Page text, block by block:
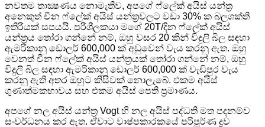
නවතම තාක්‍ෂණය නොමැතිව, අපගේ ෆ්ලේක් අයිස් යන්ත්‍ර
අනෙකුත් චීන ෆ්ලේක් අයිස් යන්ත්‍රවලට වඩා 30% ක බලශක්ති
ඉතිරියක් සපයයි. පරිශීලකයා මගේ 20T/දින ෆ්ලේක් අයිස්
යන්ත්‍රය තෝරා ගන්නේ නම්, ඔහු වසර 20 කින් විදුලි බිල සඳහා
ඇමරිකානු ඩොලර් 600,000 ක් අඩුවෙන් වැය කරනු ඇත. ඔහු
වෙනත් චීන ෆ්ලේක් අයිස් යන්ත්‍රයක් තෝරා ගන්නේ නම්, ඔහු
විදුලි බිල සඳහා ඇමරිකානු ඩොලර් 600,000 ක් වැඩිපුර වැය
කරනු ඇති අතර ඔහුට කිසිවක් නොලැබේ. එකම අයිස්
ගුණාත්මකභාවය සහ එකම අයිස් පෙති ප්‍රමාණය.
අපගේ නල අයිස් යන්ත්‍ර Vogt හි නල අයිස් පද්ධති මත පදනම්ව
සංවර්ධනය කර ඇත. ඒවාට වාෂ්පකාරකයේ පරිපූර්ණ ද්‍රව